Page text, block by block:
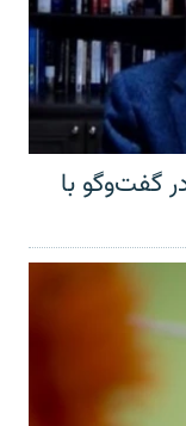
گفت‌وگو با